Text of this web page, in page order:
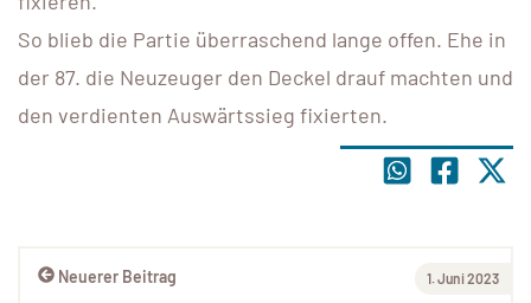
So blieb die Partie überraschend lange offen. Ehe in
der 87. die Neuzeuger den Deckel drauf machten und
den verdienten Auswärtssieg fixierten.
Neuerer Beitrag 1. Juni 2023